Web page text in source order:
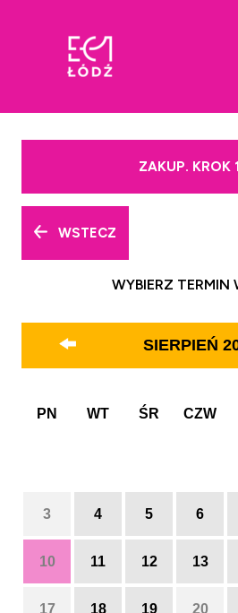
WSTECZ
ZAKUP. KROK
WYBIERZ TERMIN
SIERPIEŃ
PN WT ŚR CZW
3 4 5 6
10 11 12 13
17 18 19 20